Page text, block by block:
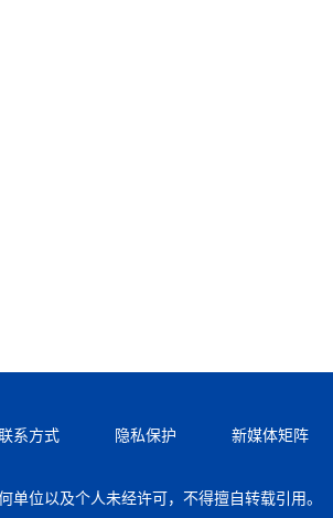
系方式 隐私保护 新媒体矩阵
单位以及个人未经许可，不得擅自转载引用。